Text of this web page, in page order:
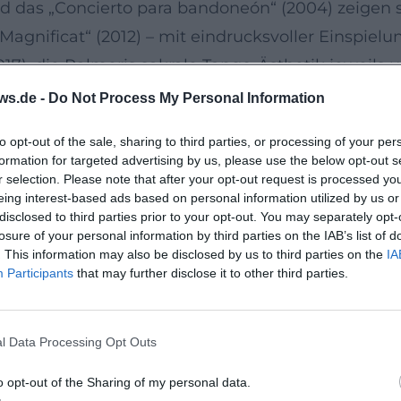
- Do Not Process My Personal Information
opt-out of the sale, sharing to third parties, or processing of your
for targeted advertising by us, please use the below opt-out
selection. Please note that after your opt-out request is processed
interest-based ads based on personal information utilized by us
to third parties prior to your opt-out. You may separately
of your personal information by third parties on the IAB’s list of
This information may also be disclosed by us to third parties on the
Participants that may further disclose it to other third parties.
Data Processing Opt Outs
opt-out of the Sharing of my personal data.
das „Concierto para bandoneón“ (2004)
(2012) – mit eindrucksvoller
die Palmeris sakrale Tango-Ästhetik
Pasión según Astor“ (2021) entwirft er ein
biblischer Zitate – ein dramaturgisch
seiner Musik. Eine frühe
– ein Zeitdokument, das die anfängliche
Kopplung „Misatango & Tango Gloria“ mit
Idiomen exemplarisch ausleuchtet. Auch
von lateinischem Lobgesang,
qualitativ hochwertiger Aufnahmen